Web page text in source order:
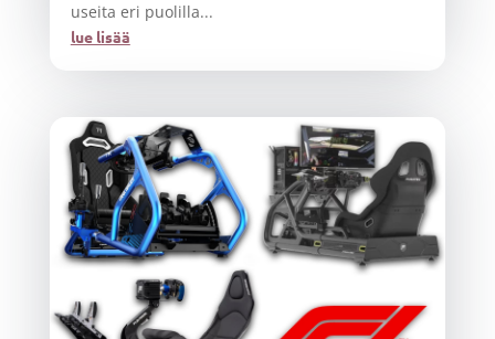
useita eri puolilla...
lue lisää